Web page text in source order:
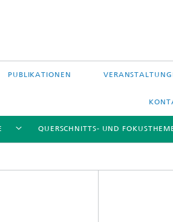
PUBLIKATIONEN
QUERSCHNITTS- UND